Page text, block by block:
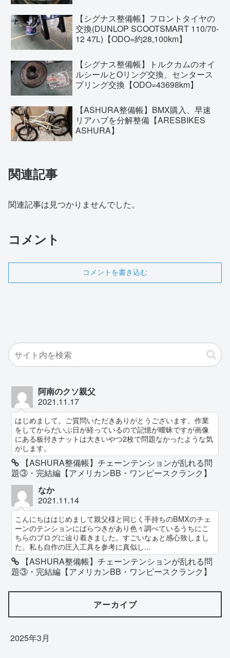
【シグナス整備帳】フロントタイヤの
交換(DUNLOP SCOOTSMART 110/70-
12 47L)【ODO=約28,100km】
【シグナス整備帳】トルクカムのオイ
ルシールとOリング交換、センタース
プリング交換【ODO=43698km】
【ASHURA整備帳】BMX購入、早速
リアハブを分解整備【ARESBIKES
ASHURA】
関連記事
関連記事は見つかりませんでした。
コメント
コメントを書き込む
阿南のクソ親父
2021.11.17
はじめまして。ご質問いただきありがとうございます。作業
をしてからだいぶ日が経っているので記憶が曖昧ですが画像
にある板付きナットは大きいやつ2枚で問題なかったような気
がします。
【ASHURA整備帳】チェーンテンションが乱れる問
題③・完結編【アメリカンBB・ワンピースクランク】
なか
2021.11.14
こんにちははじめまして親父様と同じく手持ちのBMXのチェ
ーンのテンションにばらつきがあり色々調べているうちにこ
ちらのブログに辿り着きました。すごいなぁと感心致しまし
た。私も自作の圧入工具を参考に真似し...
【ASHURA整備帳】チェーンテンションが乱れる問
題③・完結編【アメリカンBB・ワンピースクランク】
アーカイブ
2025年3月